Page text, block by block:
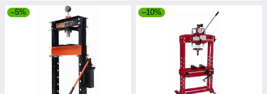
–5% –10%